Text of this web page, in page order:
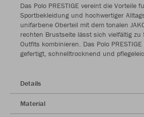
Das Polo PRESTIGE vereint die Vorteile
Sportbekleidung und hochwertiger
unifarbene Oberteil mit dem tonalen
rechten Brustseite lässt sich vielfältig zu
Outfits kombinieren. Das Polo
gefertigt, schnelltrocknend und
Details
Material